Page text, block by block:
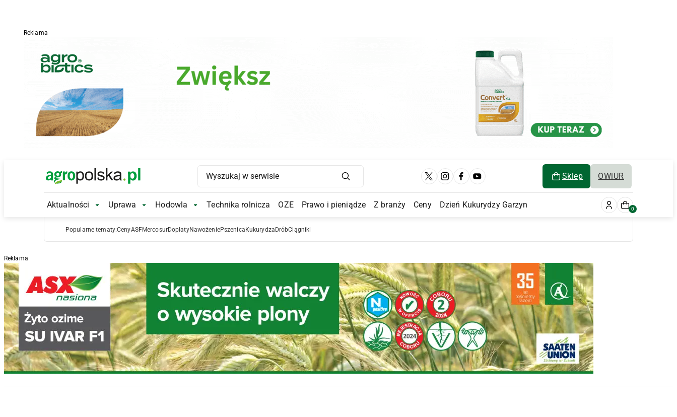
Reklama
Main Logo Sklep OWiUR
Main Navigation
Aktualności Aktualności Submenu
Uprawa Uprawa Submenu
Hodowla Hodowla Submenu
Technika rolnicza OZE Prawo i pieniądze Z branży Ceny Dzień Kukurydzy Garzyn 0
Popularne tematy:CenyASFMercosurDopłatyNawożeniePszenica Kukurydza DróbCiągniki
Reklama